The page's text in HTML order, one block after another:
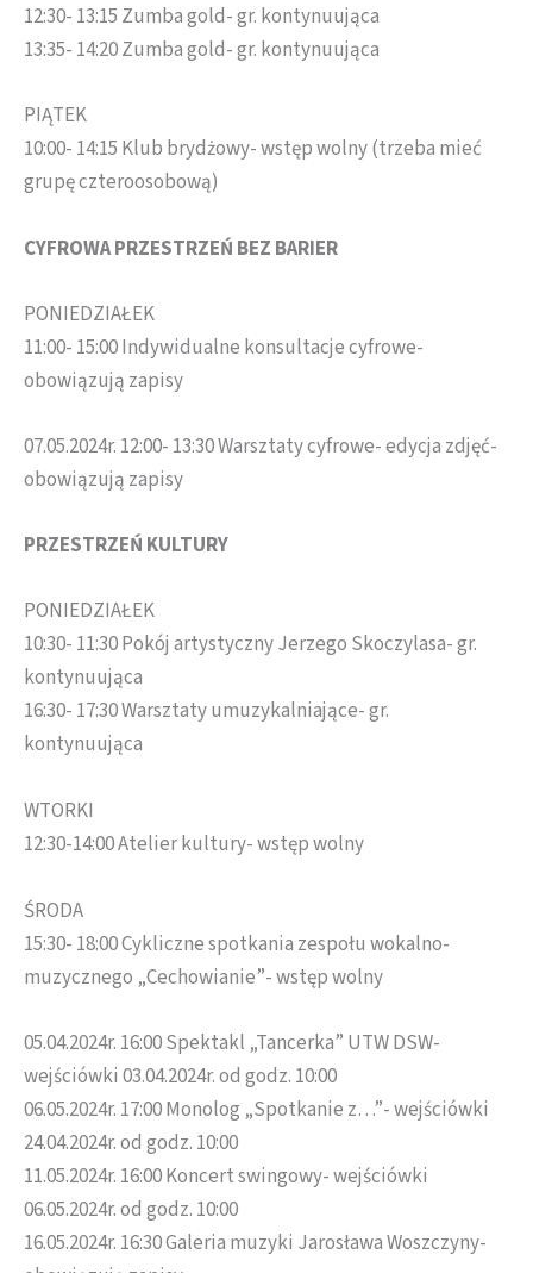
12:30- 13:15 Zumba gold- gr. kontynuująca
13:35- 14:20 Zumba gold- gr. kontynuująca
PIĄTEK
10:00- 14:15 Klub brydżowy- wstęp wolny (trzeba mieć
grupę czteroosobową)
CYFROWA PRZESTRZEŃ BEZ BARIER
PONIEDZIAŁEK
11:00- 15:00 Indywidualne konsultacje cyfrowe-
obowiązują zapisy
07.05.2024r. 12:00- 13:30 Warsztaty cyfrowe- edycja zdjęć-
obowiązują zapisy
PRZESTRZEŃ KULTURY
PONIEDZIAŁEK
10:30- 11:30 Pokój artystyczny Jerzego Skoczylasa- gr.
kontynuująca
16:30- 17:30 Warsztaty umuzykalniające- gr.
kontynuująca
WTORKI
12:30-14:00 Atelier kultury- wstęp wolny
ŚRODA
15:30- 18:00 Cykliczne spotkania zespołu wokalno-
muzycznego „Cechowianie”- wstęp wolny
05.04.2024r. 16:00 Spektakl „Tancerka” UTW DSW-
wejściówki 03.04.2024r. od godz. 10:00
06.05.2024r. 17:00 Monolog „Spotkanie z…”- wejściówki
24.04.2024r. od godz. 10:00
11.05.2024r. 16:00 Koncert swingowy- wejściówki
06.05.2024r. od godz. 10:00
16.05.2024r. 16:30 Galeria muzyki Jarosława Woszczyny-